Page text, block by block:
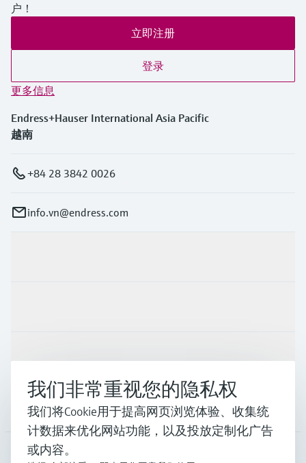
户！
立即注册
登录
更多信息
Endress+Hauser International Asia Pacific
越南
+84 28 3842 0026
info.vn@endress.com
公司
我们非常重视您的隐私权
我们将Cookie用于提高网页浏览体验、收集统
计数据来优化网站功能，以及投放定制化广告
或内容。